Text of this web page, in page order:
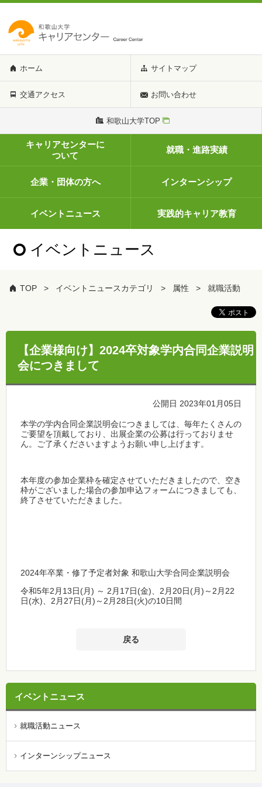
ホーム サイトマップ
交通アクセス お問い合わせ
和歌山大学TOP
キャリアセンターに
ついて
就職・進路実績
企業・団体の方へ インターンシップ
イベントニュース 実践的キャリア教育
イベントニュース
TOP イベントニュースカテゴリ 属性 就職活動
【企業様向け】2024卒対象学内合同企業説明
会につきまして
公開日 2023年01月05日
本学の学内合同企業説明会につきましては、毎年たくさんの
ご要望を頂戴しており、出展企業の公募は行っておりませ
ん。ご了承くださいますようお願い申し上げます。
本年度の参加企業枠を確定させていただきましたので、空き
枠がございました場合の参加申込フォームにつきましても、
終了させていただきました。
2024年卒業・修了予定者対象 和歌山大学合同企業説明会
令和5年2月13日(月) ～ 2月17日(金)、2月20日(月)～2月22
日(水)、2月27日(月)～2月28日(火)の10日間
戻る
イベントニュース
就職活動ニュース
インターンシップニュース